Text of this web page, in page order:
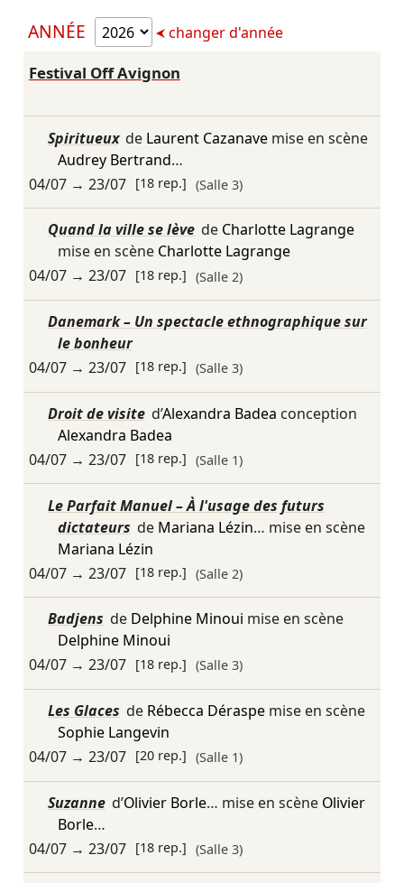
ANNÉE changer d'année
Festival Off Avignon
Spiritueux de Laurent Cazanavemise en scène
Audrey Bertrand…
04/07→ 23/07 [18 rep.] (Salle 3)
Quand la ville se lève de Charlotte Lagrange
mise en scène Charlotte Lagrange
04/07→ 23/07 [18 rep.] (Salle 2)
Danemark – Un spectacle ethnographique sur
le bonheur
04/07→ 23/07 [18 rep.] (Salle 3)
Droit de visite d’Alexandra Badea conception
Alexandra Badea
04/07→ 23/07 [18 rep.] (Salle 1)
Le Parfait Manuel – À l'usage des futurs
dictateurs de Mariana Lézin… mise en scène
Mariana Lézin
04/07→ 23/07 [18 rep.] (Salle 2)
Badjens de Delphine Minoui mise en scène
Delphine Minoui
04/07→ 23/07 [18 rep.] (Salle 3)
Les Glaces de Rébecca Déraspemise en scène
Sophie Langevin
04/07→ 23/07 [20 rep.] (Salle 1)
Suzanne d’Olivier Borle… mise en scène Olivier
Borle…
04/07→ 23/07 [18 rep.] (Salle 3)